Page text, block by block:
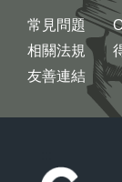
常見問題
相關法規
友善連結